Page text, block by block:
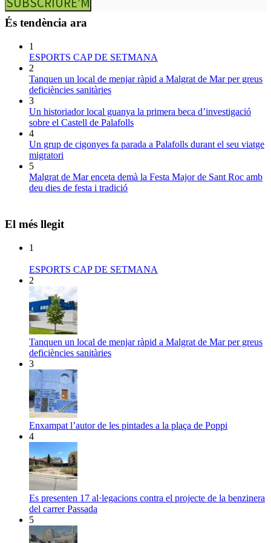
És tendència ara
1
ESPORTS CAP DE SETMANA
2
Tanquen un local de menjar ràpid a Malgrat de Mar per greus
deficiències sanitàries
3
Un historiador local guanya la primera beca d’investigació
sobre el Castell de Palafolls
4
Un grup de cigonyes fa parada a Palafolls durant el seu viatge
migratori
5
Malgrat de Mar enceta demà la Festa Major de Sant Roc amb
deu dies de festa i tradició
El més llegit
1
ESPORTS CAP DE SETMANA
2
Tanquen un local de menjar ràpid a Malgrat de Mar per greus
deficiències sanitàries
3
Enxampat l’autor de les pintades a la plaça de Poppi
4
Es presenten 17 al·legacions contra el projecte de la benzinera
del carrer Passada
5